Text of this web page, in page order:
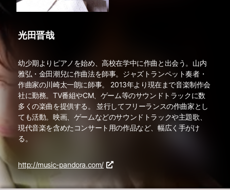
光田晋哉
幼少期よりピアノを始め、高校在学中に作曲と出会う。山内
雅弘・金田潮兒に作曲法を師事。ジャズトランペット奏者・
作曲家の川崎太一朗に師事。 2013年より現在まで音楽制作会
社に勤務。TV番組やCM、ゲーム等のサウンドトラックに数
多くの楽曲を提供する。 並行してフリーランスの作曲家とし
ても活動。映画、ゲームなどのサウンドトラックや主題歌、
現代音楽を含めたコンサート用の作品など、幅広く手がけ
る。
http://music-pandora.com/